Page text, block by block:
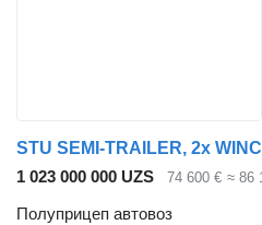
1 023 000 000 UZS 74 600 € ≈ 86
Полуприцеп автовоз